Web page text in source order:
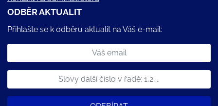
ODBĚR AKTUALIT
Přihlašte se k odběru aktualit na Váš e-mail: